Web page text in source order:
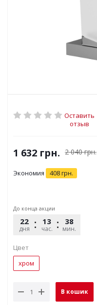
Оставить
отзыв
1 632 грн. 2 040грн.
Экономия 408грн.
До конца акции
22
дня
13
час.
38
мин.
Цвет
хром
В кошик